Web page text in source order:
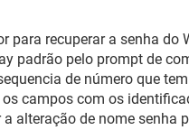
para recuperar a senha do
padrão pelo prompt de
de número que
campos com os
alteração de nome senha